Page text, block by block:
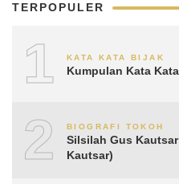
TERPOPULER
1 KATA KATA BIJAK
Kumpulan Kata
2 BIOGRAFI TOKOH
Silsilah Gus
Kautsar)